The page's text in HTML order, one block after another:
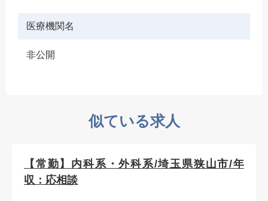
医療機関名
非公開
似ている求人
【常勤】内科系・外科系/埼玉県狭山市/年
収：応相談